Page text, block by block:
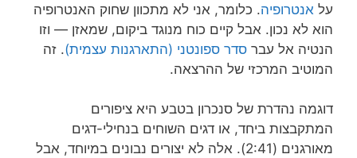
על אנטרופיה. כלומר, אני לא מתכוון שחוק האנטרופיה
הוא לא נכון. אבל קיים כוח מנוגד ביקום, שמאזן — וזו
הנטיה אל עבר סדר ספונטני (התארגנות עצמית). זה
המוטיב המרכזי של ההרצאה.
דוגמה נהדרת של סנכרון בטבע היא ציפורים
המתקבצות ביחד, או דגים השוחים בנחילי-דגים
מאורגנים (2:41).
אלה לא יצורים נבונים במיוחד, אבל